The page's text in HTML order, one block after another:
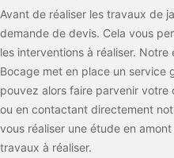
Avant de réaliser les travaux de
demande de devis. Cela vous
les interventions à réaliser. Notre
Bocage met en place un service
pouvez alors faire parvenir votre
ou en contactant directement
vous réaliser une étude en
travaux à réaliser.